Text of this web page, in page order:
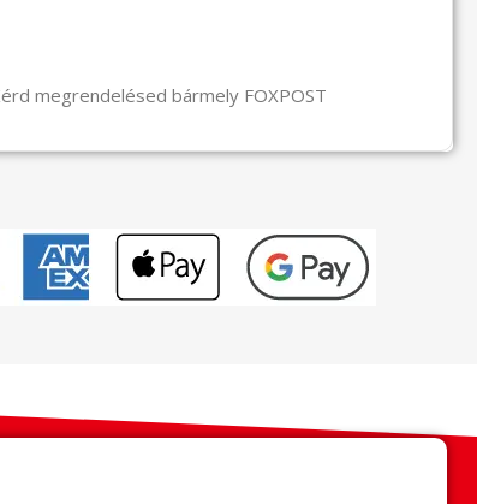
megrendelésed bármely FOXPOST